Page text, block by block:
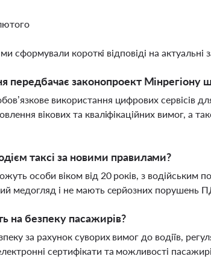
сформували короткі відповіді на актуальні
передбачає законопроект Мінрегіону
використання цифрових сервісів
вікових та кваліфікаційних вимог, а
таксі за новими правилами?
особи віком від 20 років, з водійським
медогляд і не мають серйозних порушень
на безпеку пасажирів?
за рахунок суворих вимог до водіїв,
сертифікати та можливості